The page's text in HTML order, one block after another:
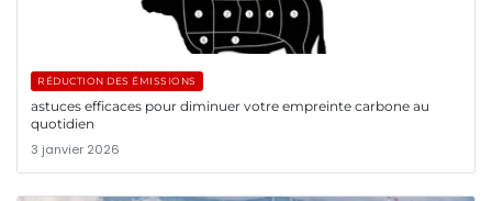
RÉDUCTION DES ÉMISSIONS
astuces efficaces pour diminuer votre empreinte carbone au
quotidien
3 janvier 2026